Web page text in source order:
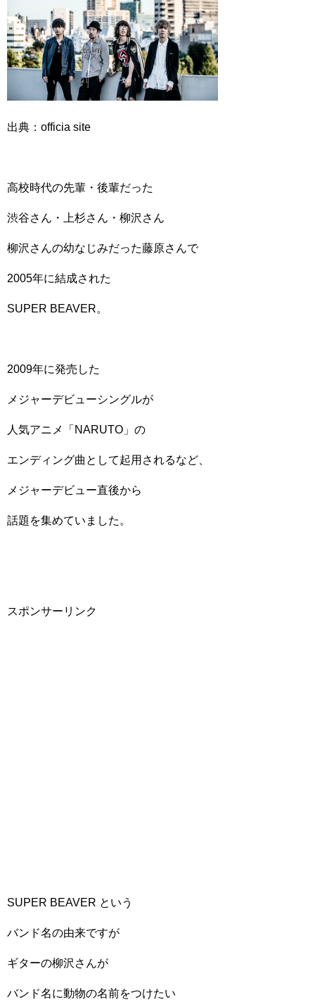
出典：officia site
高校時代の先輩・後輩だった
渋谷さん・上杉さん・柳沢さん
柳沢さんの幼なじみだった藤原さんで
2005年に結成された
SUPER BEAVER。
2009年に発売した
メジャーデビューシングルが
人気アニメ「NARUTO」の
エンディング曲として起用されるなど、
メジャーデビュー直後から
話題を集めていました。
スポンサーリンク
SUPER BEAVER という
バンド名の由来ですが
ギターの柳沢さんが
バンド名に動物の名前をつけたい